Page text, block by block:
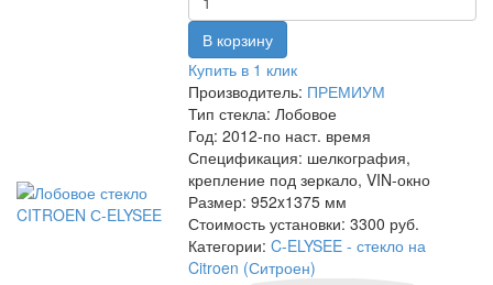
Купить в 1 клик
Производитель: ПРЕМИУМ
Тип стекла: Лобовое
Год: 2012-по наст. время
Спецификация: шелкография,
крепление под зеркало, VIN-окно
Размер: 952x1375 мм
Стоимость установки: 3300 руб.
Категории: C-ELYSEE - стекло на
Citroen (Ситроен)